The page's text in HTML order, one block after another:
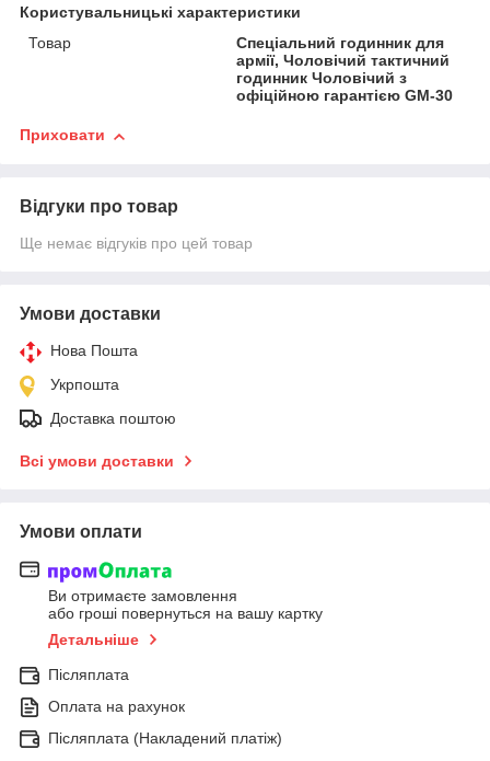
Користувальницькі характеристики
Товар
Спеціальний годинник для
армії, Чоловічий тактичний
годинник Чоловічий з
офіційною гарантією GM-30
Приховати
Відгуки про товар
Ще немає відгуків про цей товар
Умови доставки
Нова Пошта
Укрпошта
Доставка поштою
Всі умови доставки
Умови оплати
Ви отримаєте замовлення
або гроші повернуться на вашу картку
Детальніше
Післяплата
Оплата на рахунок
Післяплата (Накладений платіж)